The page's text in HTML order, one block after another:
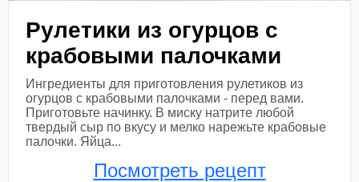
Рулетики из огурцов с
крабовыми палочками
Ингредиенты для приготовления рулетиков из
огурцов с крабовыми палочками - перед вами.
Приготовьте начинку. В миску натрите любой
твердый сыр по вкусу и мелко нарежьте крабовые
палочки. Яйца...
Посмотреть рецепт